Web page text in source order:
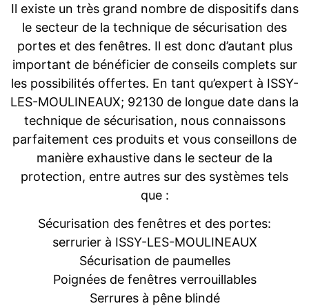
Il existe un très grand nombre de dispositifs dans
le secteur de la technique de sécurisation des
portes et des fenêtres. Il est donc d’autant plus
important de bénéficier de conseils complets sur
les possibilités offertes. En tant qu’expert à ISSY-
LES-MOULINEAUX; 92130 de longue date dans la
technique de sécurisation, nous connaissons
parfaitement ces produits et vous conseillons de
manière exhaustive dans le secteur de la
protection, entre autres sur des systèmes tels
que :
Sécurisation des fenêtres et des portes:
serrurier à ISSY-LES-MOULINEAUX
Sécurisation de paumelles
Poignées de fenêtres verrouillables
Serrures à pêne blindé